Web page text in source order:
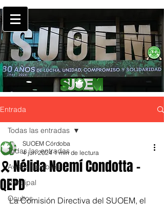
Entrada
Todas las entradas
Avisos fúnebres
Principal
Ocultos
Todas las entradas
🎗 Nélida Noemí Condotta -
QEPD
SUOEM Córdoba
4 jun 2024 1 min de lectura
La Comisión Directiva del SUOEM, el